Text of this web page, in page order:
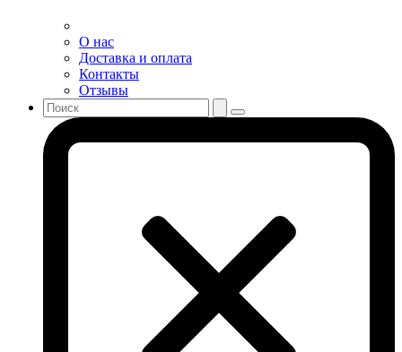
О нас
Доставка и оплата
Контакты
Отзывы